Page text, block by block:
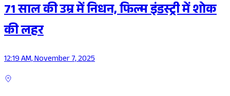
71 साल की उम्र में निधन, फिल्म इंडस्ट्री में शोक
की लहर
12:19 AM, November 7, 2025